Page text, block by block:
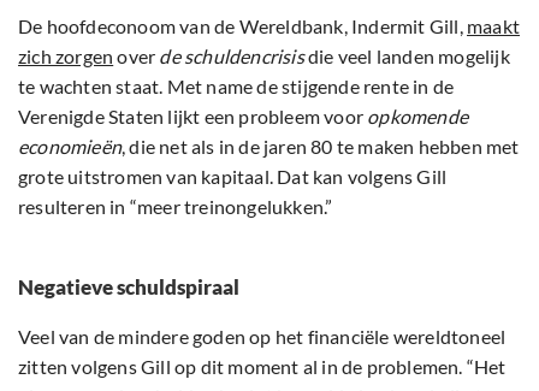
De hoofdeconoom van de Wereldbank, Indermit Gill, maakt
zich zorgen over de schuldencrisisdie veel landen mogelijk
te wachten staat. Met name de stijgende rente in de
Verenigde Staten lijkt een probleem voor opkomende
economieën, die net als in de jaren 80 te maken hebben met
grote uitstromen van kapitaal. Dat kan volgens Gill
resulteren in “meer treinongelukken.”
Negatieve schuldspiraal
Veel van de mindere goden op het financiële wereldtoneel
zitten volgens Gill op dit moment al in de problemen. “Het